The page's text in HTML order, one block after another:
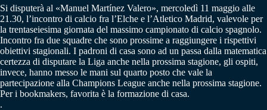
Si disputerà al «Manuel Martínez Valero», mercoledì 11 maggio alle
21.30, l’incontro di calcio fra l’Elche e l’Atletico Madrid, valevole per
la trentaseiesima giornata del massimo campionato di calcio spagnolo.
Incontro fra due squadre che sono prossime a raggiungere i rispettivi
obiettivi stagionali. I padroni di casa sono ad un passa dalla matematica
certezza di disputare la Liga anche nella prossima stagione, gli ospiti,
invece, hanno messo le mani sul quarto posto che vale la
partecipazione alla Champions League anche nella prossima stagione.
Per i bookmakers, favorita è la formazione di casa.
.